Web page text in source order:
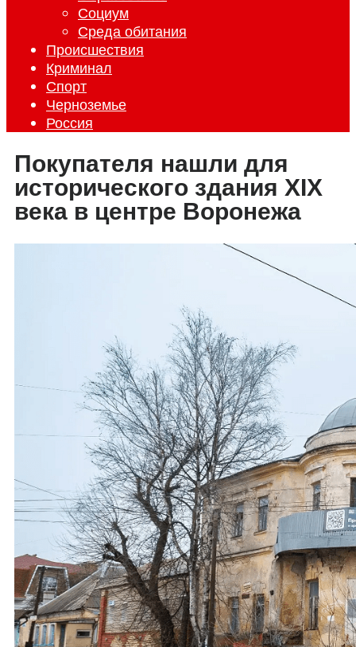
Социум
Среда обитания
Происшествия
Криминал
Спорт
Черноземье
Россия
Покупателя нашли для
исторического здания XIX
века в центре Воронежа